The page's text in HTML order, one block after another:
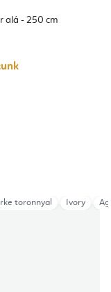
alá - 250 cm
toronnyal Ivory